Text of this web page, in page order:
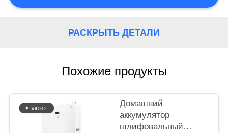
КАРТА
PRIVACY
РАСКРЫТЬ ДЕТАЛИ
Похожие продукты
Домашний
аккумулятор
шлифовальный